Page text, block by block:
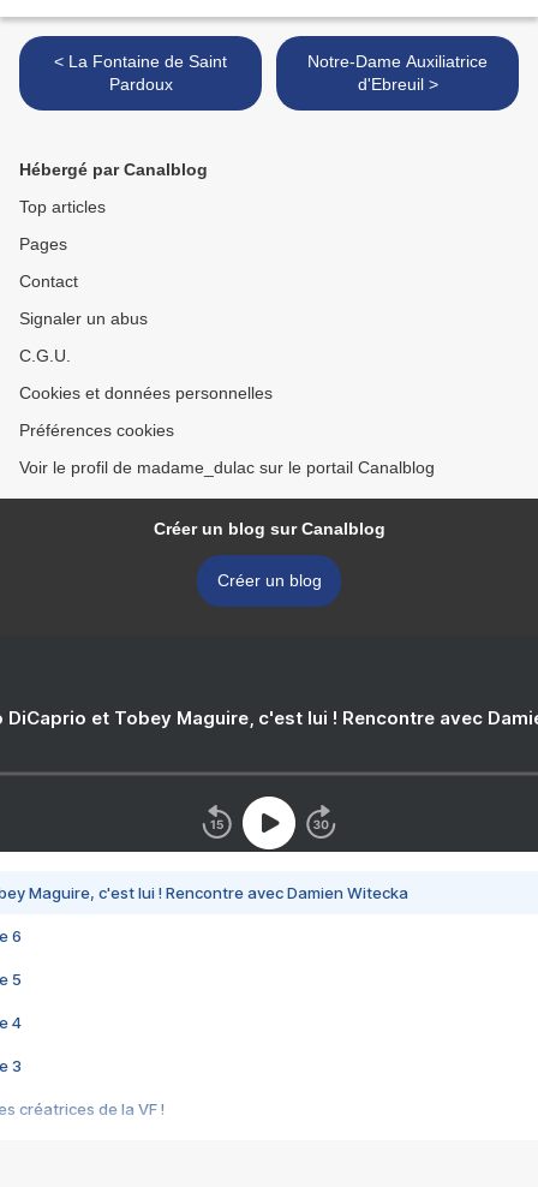
< La Fontaine de Saint
Pardoux
Notre-Dame Auxiliatrice
d'Ebreuil >
Hébergé par Canalblog
Top articles
Pages
Contact
Signaler un abus
C.G.U.
Cookies et données personnelles
Préférences cookies
Voir le profil de madame_dulac sur le portail Canalblog
Créer un blog sur Canalblog
Créer un blog
DiCaprio et Tobey Maguire, c'est lui ! Rencontre avec
Maguire, c'est lui ! Rencontre avec Damien Witecka
6
5
4
3
créatrices de la VF !